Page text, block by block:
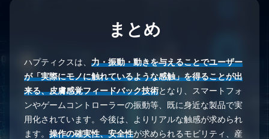
まとめ
ハプティクスは、 ⼒・振動・動きを与えることでユーザー
が「実際にモノに触れているような感触」を得ることが出
来る、⽪膚感覚フィードバック技術となり、
スマートフォ
ンやゲームコントローラーの振動等、既に身近な製品で実
⽤化されています。 今後は、よりリアルな触感が求められ
ます。 操作の確実性、安全性が求められるモビリティ、産